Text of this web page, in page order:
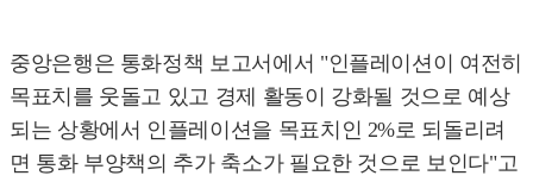
중앙은행은 통화정책 보고서에서 "인플레이션이 여전히
목표치를 웃돌고 있고 경제 활동이 강화될 것으로 예상
되는 상황에서 인플레이션을 목표치인 2%로 되돌리려
면 통화 부양책의 추가 축소가 필요한 것으로 보인다"고